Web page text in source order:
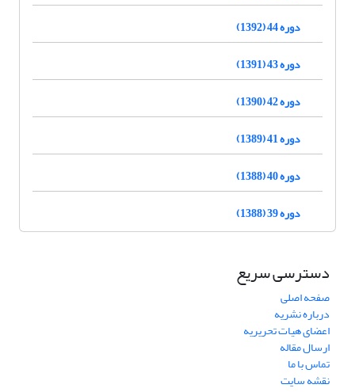
دوره 44 (1392)
دوره 43 (1391)
دوره 42 (1390)
دوره 41 (1389)
دوره 40 (1388)
دوره 39 (1388)
دسترسی سریع
صفحه اصلی
درباره نشریه
اعضای هیات تحریریه
ارسال مقاله
تماس با ما
نقشه سایت